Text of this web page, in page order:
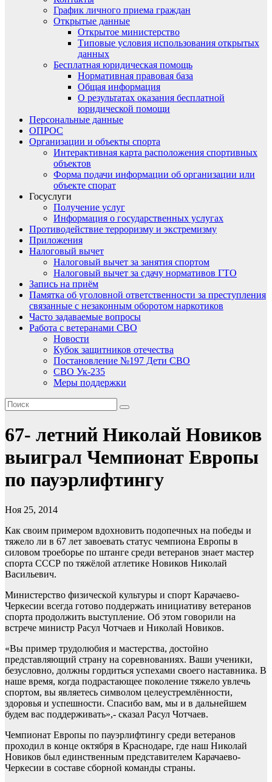
График личного приема граждан
Открытые данные
Открытое министерство
Типовые условия использования открытых
данных
Бесплатная юридическая помощь
Нормативная правовая база
Общая информация
О результатах оказания бесплатной
юридической помощи
Персональные данные
ОПРОС
Организации и объекты спорта
Интерактивная карта расположения спортивных
объектов
Форма подачи информации об организации или
объекте спорат
Госуслуги
Получение услуг
Информация о государственных услугах
Противодействие терроризму и экстремизму
Приложения
Налоговый вычет
Налоговый вычет за занятия спортом
Налоговый вычет за сдачу нормативов ГТО
Запись на приём
Памятка об уголовной ответственности за преступления
связанные с незаконным оборотом наркотиков
Часто задаваемые вопросы
Работа с ветеранами СВО
Новости
Кубок защитников отечества
Постановление №197 Дети СВО
СВО Ук-235
Меры поддержки
67- летний Николай Новиков
выиграл Чемпионат Европы
по пауэрлифтингу
Ноя 25, 2014
Как своим примером вдохновить подопечных на победы и
тяжело ли в 67 лет завоевать статус чемпиона Европы в
силовом троеборье по штанге среди ветеранов знает мастер
спорта СССР по тяжёлой атлетике Новиков Николай
Васильевич.
Министерство физической культуры и спорт Карачаево-
Черкесии всегда готово поддержать инициативу ветеранов
спорта продолжить выступление. Об этом говорили на
встрече министр Расул Чотчаев и Николай Новиков.
«Вы пример трудолюбия и мастерства, достойно
представляющий страну на соревнованиях. Ваши ученики,
безусловно, должны гордиться успехами своего наставника. В
наше время, когда подрастающее поколение тяжело увлечь
спортом, вы являетесь символом целеустремлённости,
здоровья и успешности. Спасибо вам, мы и в дальнейшем
будем вас поддерживать»,- сказал Расул Чотчаев.
Чемпионат Европы по пауэрлифтингу среди ветеранов
проходил в конце октября в Краснодаре, где наш Николай
Новиков был единственным представителем Карачаево-
Черкесии в составе сборной команды страны.